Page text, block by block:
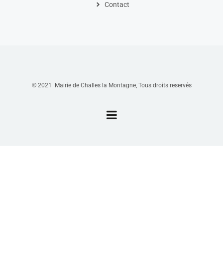
Contact
© 2021 Mairie de Challes la Montagne, Tous droits reservés